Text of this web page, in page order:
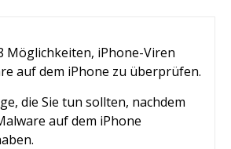
Möglichkeiten, iPhone-Viren
auf dem iPhone zu überprüfen.
die Sie tun sollten, nachdem
auf dem iPhone